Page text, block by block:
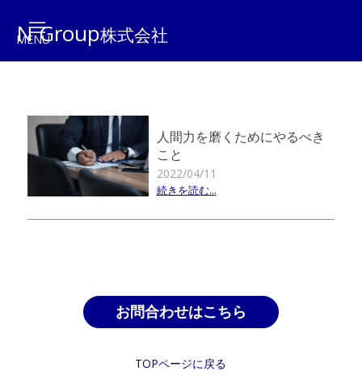
N Group株式会社
人間力を磨くためにやるべき
こと
2022/04/11
続きを読む...
お問合わせはこちら
TOPページに戻る